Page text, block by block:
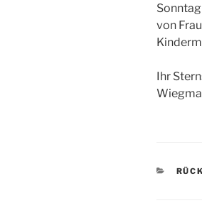
von
Ihr